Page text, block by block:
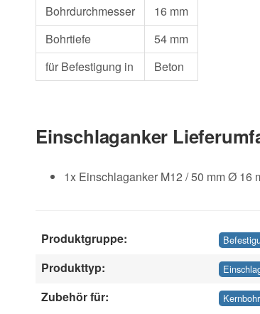
Bohrdurchmesser
16 mm
Bohrtiefe
54 mm
für Befestigung in
Beton
Einschlaganker
1x Einschlaganker M12 / 50 mm Ø 16
Produktgruppe:
Produkttyp:
Zubehör für: